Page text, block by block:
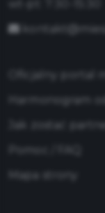
Oficjalny portal
Harmonogram
Jak zostać
Mapa strony